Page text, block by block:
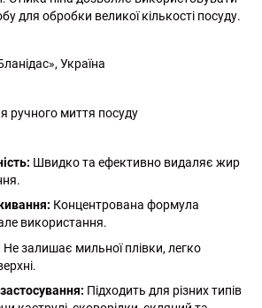
для обробки великої кількості посуду.
Україна
ручного миття посуду
Швидко та ефективно видаляє жир
Концентрована формула
використання.
Не залишає мильної плівки, легко
Підходить для різних типів